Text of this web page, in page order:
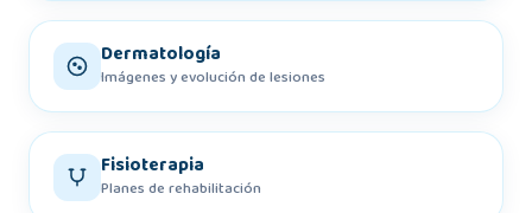
Dermatología
Imágenes y evolución de lesiones
Fisioterapia
Planes de rehabilitación